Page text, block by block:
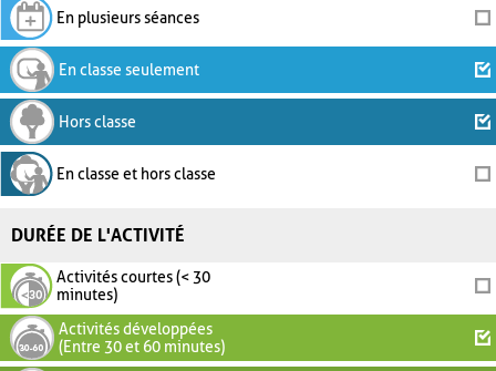
En plusieurs séances
En classe seulement
Hors classe
En classe et hors classe
DURÉE DE L'ACTIVITÉ
Activités courtes (< 30
minutes)
Activités développées
(Entre 30 et 60 minutes)